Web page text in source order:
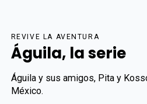
REVIVE LA AVENTURA
Águila, la serie
Águila y sus amigos, Pita y
México.